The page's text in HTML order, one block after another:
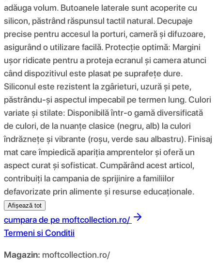
adăuga volum. Butoanele laterale sunt acoperite cu
silicon, păstrând răspunsul tactil natural. Decupaje
precise pentru accesul la porturi, cameră și difuzoare,
asigurând o utilizare facilă. Protecție optimă: Margini
ușor ridicate pentru a proteja ecranul și camera atunci
când dispozitivul este plasat pe suprafețe dure.
Siliconul este rezistent la zgârieturi, uzură și pete,
păstrându-și aspectul impecabil pe termen lung. Culori
variate și stilate: Disponibilă într-o gamă diversificată
de culori, de la nuanțe clasice (negru, alb) la culori
îndrăznețe și vibrante (roșu, verde sau albastru). Finisaj
mat care împiedică apariția amprentelor și oferă un
aspect curat și sofisticat. Cumpărând acest articol,
contribuiți la campania de sprijinire a familiilor
defavorizate prin alimente și resurse educaționale.
Afișează tot
cumpara de pe moftcollection.ro/
Termeni si Conditii
Magazin: moftcollection.ro/